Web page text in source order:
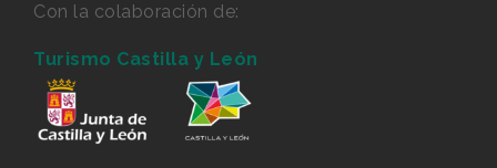
Con la colaboración de:
Turismo Castilla y León